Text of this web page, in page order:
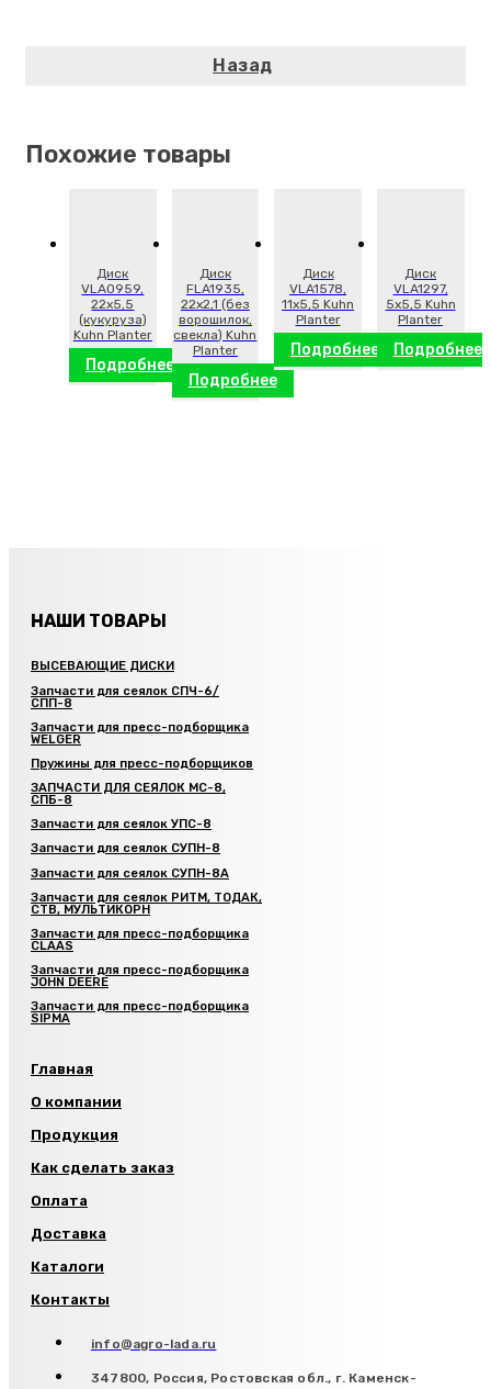
Похожие товары
Диск
VLA0959,
22х5,5
(кукуруза)
Kuhn Planter
Подробнее
Диск
FLA1935,
22х2,1 (без
ворошилок,
свекла) Kuhn
Planter
Подробнее
Диск
VLA1578,
11х5,5 Kuhn
Planter
Подробнее
Диск
VLA1297,
5х5,5 Kuhn
Planter
Подробнее
НАШИ ТОВАРЫ
ВЫСЕВАЮЩИЕ ДИСКИ
Запчасти для сеялок СПЧ-6/
СПП-8
Запчасти для пресс-подборщика
WELGER
Пружины для пресс-подборщиков
ЗАПЧАСТИ ДЛЯ СЕЯЛОК МС-8,
СПБ-8
Запчасти для сеялок УПС-8
Запчасти для сеялок СУПН-8
Запчасти для сеялок СУПН-8А
Запчасти для сеялок РИТМ, ТОДАК,
СТВ, МУЛЬТИКОРН
Запчасти для пресс-подборщика
CLAAS
Запчасти для пресс-подборщика
JOHN DEERE
Запчасти для пресс-подборщика
SIPMA
Главная
О компании
Продукция
Как сделать заказ
Оплата
Доставка
Каталоги
Контакты
info@agro-lada.ru
347800, Россия, Ростовская обл., г. Каменск-